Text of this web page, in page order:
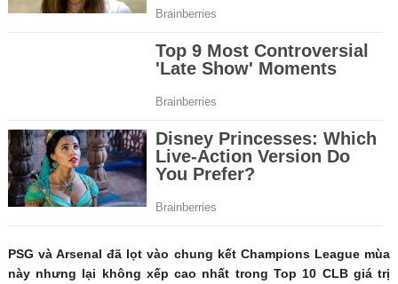
PSG và Arsenal đã lọt vào chung kết Champions League mùa
này nhưng lại không xếp cao nhất trong Top 10 CLB giá trị